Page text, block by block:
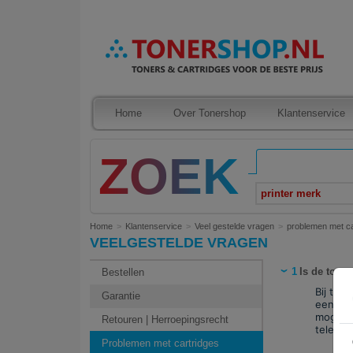
Home Over Tonershop Klantenservice
printer merk
Home Klantenservice Veel gestelde vragen problemen met
VEELGESTELDE VRAGEN
Bestellen
Garantie
Retouren | Herroepingsrecht
Problemen met cartridges
1 Is de
Bij
een